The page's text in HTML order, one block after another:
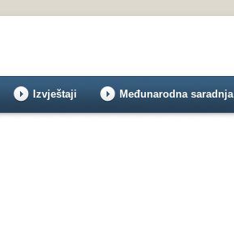
Izvještaji Međunarodna saradnja